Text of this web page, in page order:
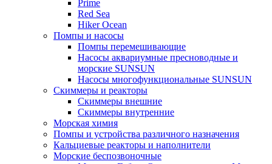
Prime
Red Sea
Hiker Ocean
Помпы и насосы
Помпы перемешивающие
Насосы аквариумные пресноводные и
морские SUNSUN
Насосы многофункциональные SUNSUN
Скиммеры и реакторы
Скиммеры внешние
Скиммеры внутренние
Морская химия
Помпы и устройства различного назначения
Кальциевые реакторы и наполнители
Морские беспозвоночные